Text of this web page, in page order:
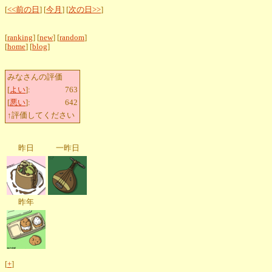
[<<前の日 ] [今月 ] [次の日>>]
[ranking] [new] [random]
[home] [blog]
みなさんの評価
[よい]:
763
[悪い]:
642
↑評価してください
昨日 一昨日
昨年
[+]